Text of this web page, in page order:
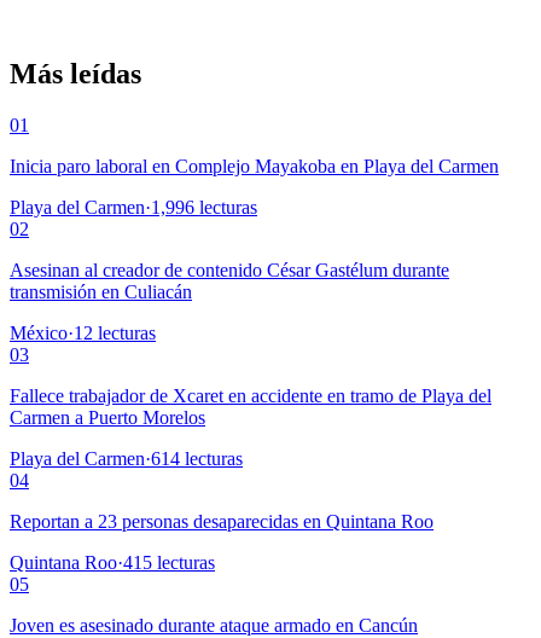
Más leídas
01
Inicia paro laboral en Complejo Mayakoba en Playa del Carmen
Playa del Carmen·1,996 lecturas
02
Asesinan al creador de contenido César Gastélum durante
transmisión en Culiacán
México·12 lecturas
03
Fallece trabajador de Xcaret en accidente en tramo de Playa del
Carmen a Puerto Morelos
Playa del Carmen·614 lecturas
04
Reportan a 23 personas desaparecidas en Quintana Roo
Quintana Roo·415 lecturas
05
Joven es asesinado durante ataque armado en Cancún